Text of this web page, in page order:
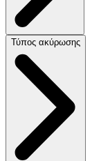
Τύπος ακύρωσης